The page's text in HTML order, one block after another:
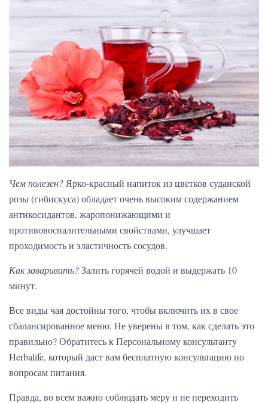
Чем полезен? Ярко-красный напиток из цветков суданской
розы (гибискуса) обладает очень высоким содержанием
антикосидантов, жаропонижающими и
противовоспалительными свойствами, улучшает
проходимость и эластичность сосудов.
Как заваривать?Залить горячей водой и выдержать 10
минут.
Все виды чая достойны того, чтобы включить их в свое
сбалансированное меню. Не уверены в том, как сделать это
правильно? Обратитесь к Персональному консультанту
Herbalife, который даст вам бесплатную консультацию по
вопросам питания.
Правда, во всем важно соблюдать меру и не переходить